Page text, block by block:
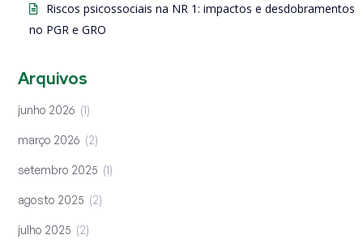
Riscos psicossociais na NR 1: impactos e desdobramentos
no PGR e GRO
Arquivos
junho 2026 1
março 2026 2
setembro 2025 1
agosto 2025 2
julho 2025 2